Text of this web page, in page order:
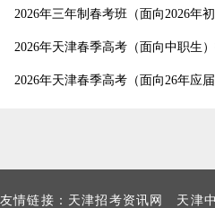
生）招生简章
2026年三年制春考班（面向2026年
生）招生简章
2026年天津春季高考（面向中职生
章
2026年天津春季高考（面向26年应
友情链接： 天津招考资讯网 天津